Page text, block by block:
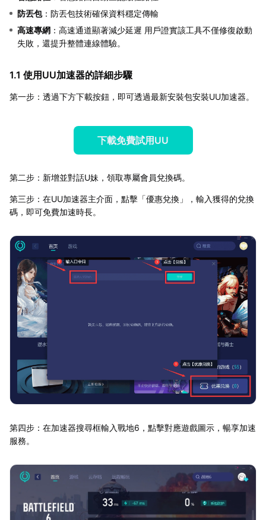
防丟包：防丟包技術確保資料穩定傳輸
高速專網 ：高速通道顯著減少延遲 用戶證實該工具不僅修復啟動
失敗，還提升整體連線體驗。
1.1 使用UU加速器的詳細步驟
第一步：透過下方下載按鈕，即可透過最新安裝包安裝UU加速器。
下載免費試用UU
第二步：新增並對話U妹，領取專屬會員兌換碼。
第三步：在UU加速器主介面，點擊「優惠兌換」，輸入獲得的兌換
碼，即可免費加速時長。
第四步：在加速器搜尋框輸入戰地6，點擊對應遊戲圖示，暢享加速
服務。